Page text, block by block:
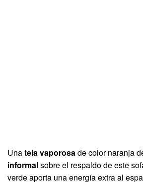
Unatela vaporosade color naranja
informalsobre el respaldo de este
verde aporta una energía extra al